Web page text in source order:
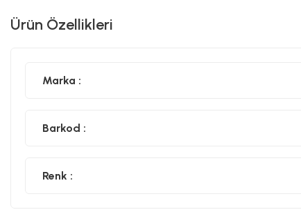
Ürün Özellikleri
Marka :
Barkod :
Renk :